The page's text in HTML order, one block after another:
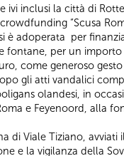
ivi inclusi la città di
“Scusa
è adoperata per
fontane, per un importo
come generoso
gli atti vandalici
olandesi, in
e Feyenoord, alla
di Viale Tiziano, avviati
e la vigilanza della